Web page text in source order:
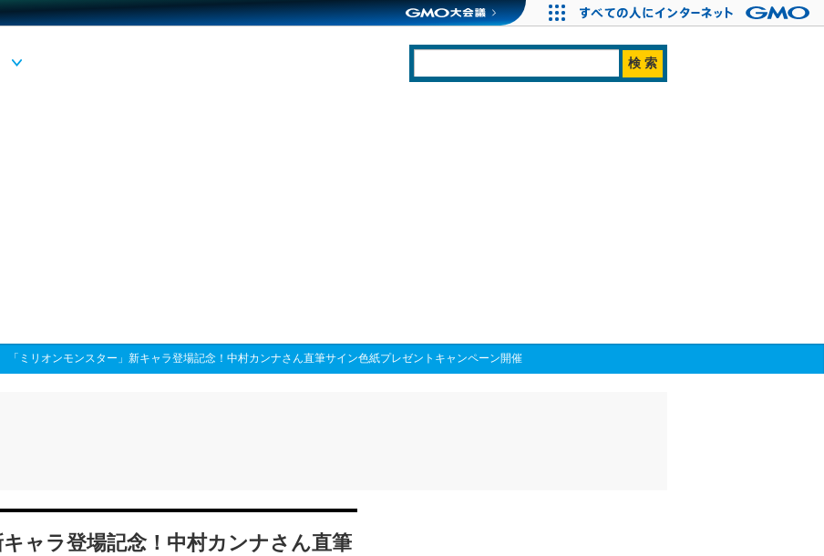
「ミリオンモンスター」新キャラ登場記念！中村カンナさん直筆サイン色紙プレゼントキャンペーン開催
ャラ登場記念！中村カンナさん直筆